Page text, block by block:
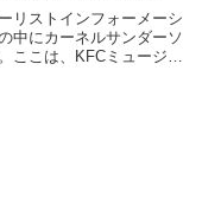
～
リストインフォーメーシ
中にカーネルサンダーソ
ここは、KFCミュージア